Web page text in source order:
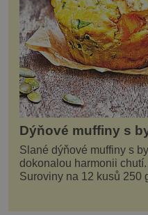
Dýňové muffiny s
Slané dýňové muffiny s
dokonalou harmonii
Suroviny na 12 kusů 250
olivového oleje sůl, pepř